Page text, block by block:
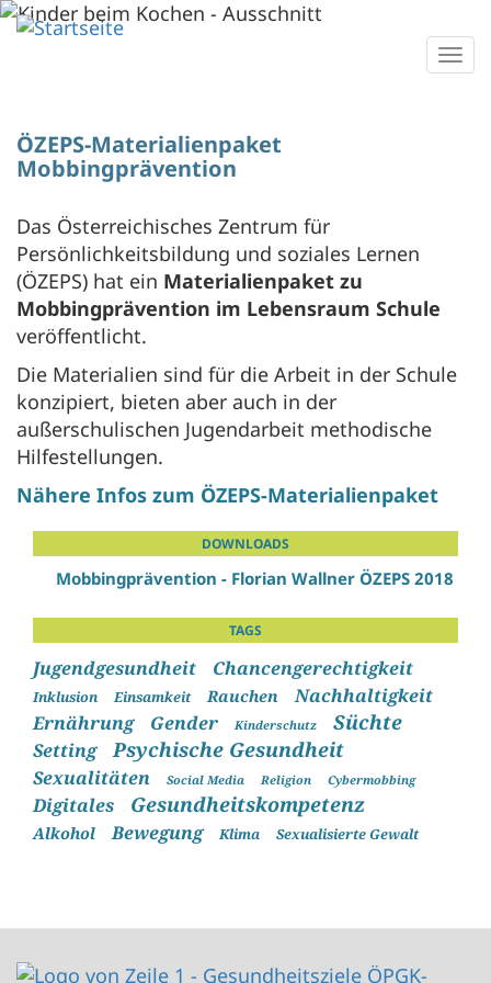
Direkt
zum
ÖZEPS-Materialienpaket
Mobbingprävention
Das Österreichisches Zentrum für
Persönlichkeitsbildung und soziales Lernen
(ÖZEPS) hat ein Materialienpaket zu
Mobbingprävention im Lebensraum Schule
veröffentlicht.
Die Materialien sind für die Arbeit in der Schule
konzipiert, bieten aber auch in der
außerschulischen Jugendarbeit methodische
Hilfestellungen.
Nähere Infos zum ÖZEPS-Materialienpaket
DOWNLOADS
Mobbingprävention - Florian Wallner ÖZEPS 2018
TAGS
Jugendgesundheit Chancengerechtigkeit
Inklusion Einsamkeit Rauchen
Nachhaltigkeit
Ernährung
Gender Kinderschutz Süchte
Setting Psychische Gesundheit
Sexualitäten Social Media Religion Cybermobbing
Digitales Gesundheitskompetenz
Alkohol Bewegung Klima Sexualisierte Gewalt